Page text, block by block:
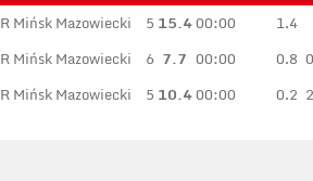
Mińsk Mazowiecki 5 15.400:00 1.4
Mińsk Mazowiecki 6 7.7 00:00 0.8
Mińsk Mazowiecki 5 10.400:00 0.2